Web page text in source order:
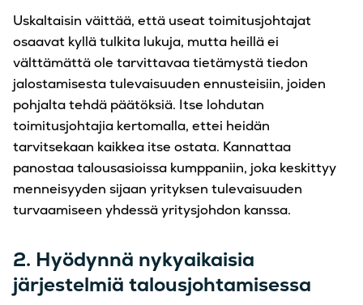
Uskaltaisin väittää, että useat toimitusjohtajat
osaavat kyllä tulkita lukuja, mutta heillä ei
välttämättä ole tarvittavaa tietämystä tiedon
jalostamisesta tulevaisuuden ennusteisiin, joiden
pohjalta tehdä päätöksiä. Itse lohdutan
toimitusjohtajia kertomalla, ettei heidän
tarvitsekaan kaikkea itse ostata. Kannattaa
panostaa talousasioissa kumppaniin, joka keskittyy
menneisyyden sijaan yrityksen tulevaisuuden
turvaamiseen yhdessä yritysjohdon kanssa.
2. Hyödynnä nykyaikaisia
järjestelmiä talousjohtamisessa